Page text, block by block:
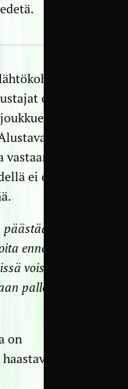
olivat
ei ole
ennen
voisi olettaa,
pallollista
on